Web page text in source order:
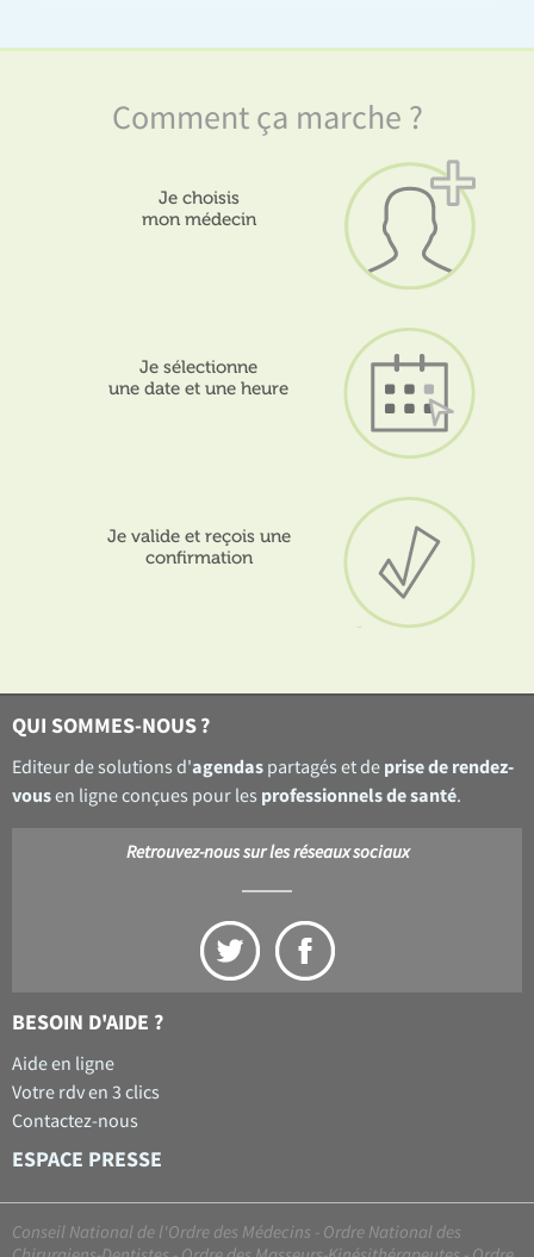
Comment ça marche ?
Je choisis
mon médecin
Je sélectionne
une date et une heure
Je valide et reçois une
confirmation
QUI SOMMES-NOUS ?
Editeur de solutions d'agendas partagés et de prise de rendez-
vousen ligne conçues pour les professionnels de santé.
Retrouvez-nous sur les réseaux sociaux
BESOIN D'AIDE ?
Aide en ligne
Votre rdv en 3 clics
Contactez-nous
ESPACE PRESSE
Conseil National de l'Ordre des Médecins - Ordre National des